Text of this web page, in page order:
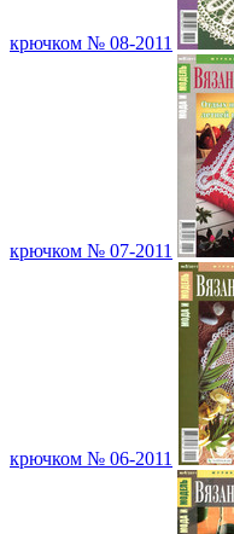
крючком № 08-2011
крючком № 07-2011
крючком № 06-2011